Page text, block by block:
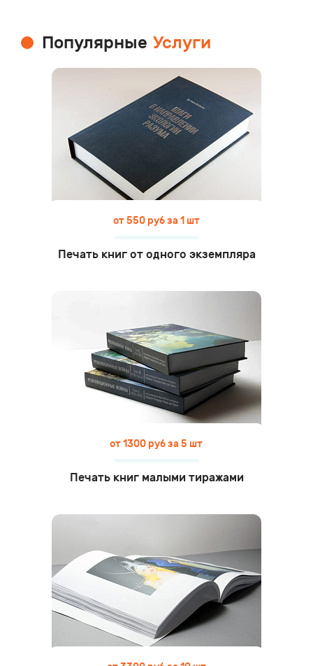
Популярные Услуги
от 550 руб за 1 шт
Печать книг от одного экземпляра
от 1300 руб за 5 шт
Печать книг малыми тиражами